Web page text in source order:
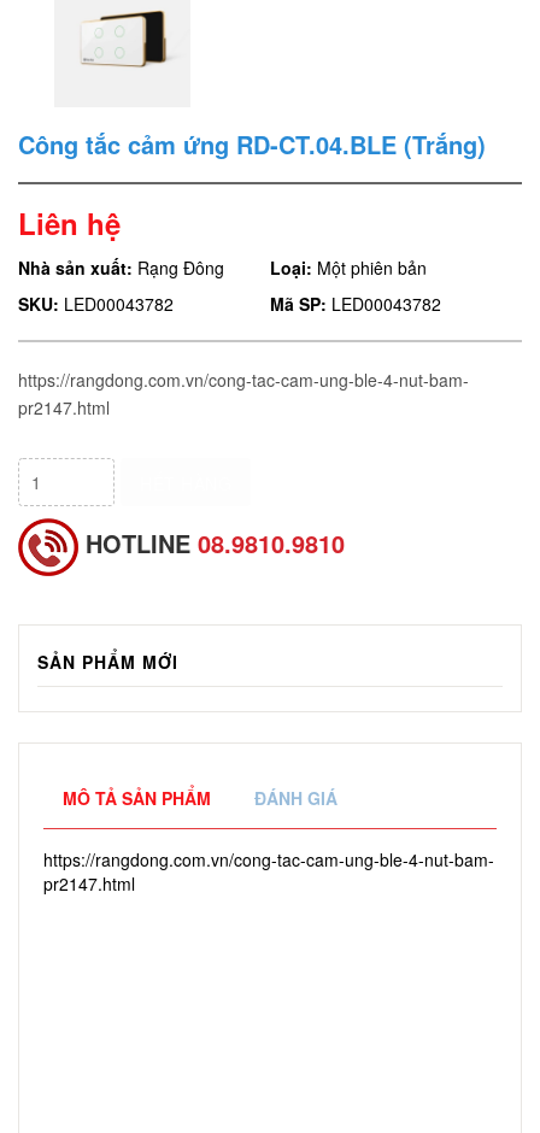
Công tắc cảm ứng RD-CT.04.BLE (Trắng)
Liên hệ
Nhà sản xuất: Rạng Đông Loại: Một phiên bản
SKU: LED00043782 Mã SP: LED00043782
https://rangdong.com.vn/cong-tac-cam-ung-ble-4-nut-bam-
pr2147.html
HOTLINE 08.9810.9810
SẢN PHẨM MỚI
MÔ TẢ SẢN PHẨM ĐÁNH GIÁ
https://rangdong.com.vn/cong-tac-cam-ung-ble-4-nut-bam-
pr2147.html